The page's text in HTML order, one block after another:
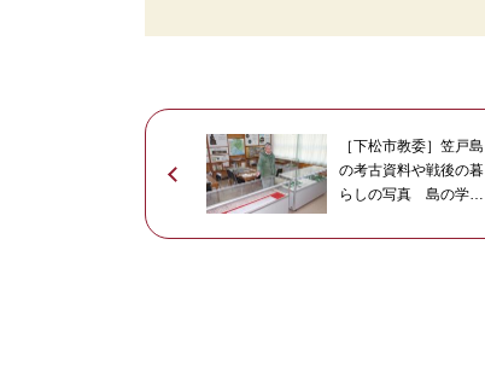
［下松市教委］笠戸島
の考古資料や戦後の暮
らしの写真 島の学び
がまだ知らない笠戸